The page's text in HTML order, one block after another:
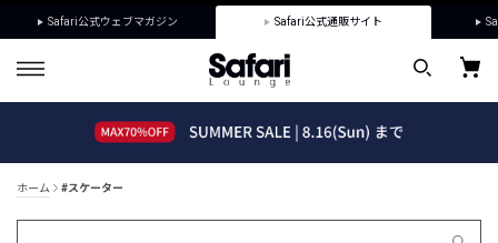
Safari公式ウェブマガジン Safari公式通販サイト
ホーム #スケーター